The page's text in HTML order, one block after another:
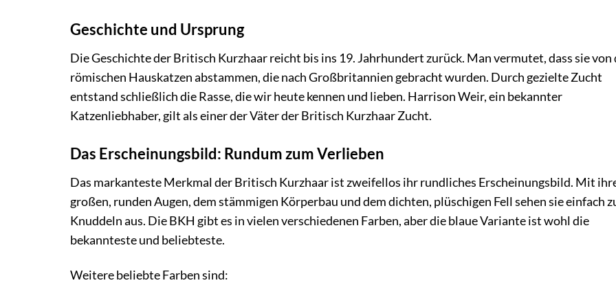
Geschichte und Ursprung
Die Geschichte der Britisch Kurzhaar reicht bis ins 19. Jahrhundert zurück. Man vermutet, dass sie von
römischen Hauskatzen abstammen, die nach Großbritannien gebracht wurden. Durch gezielte Zucht
entstand schließlich die Rasse, die wir heute kennen und lieben. Harrison Weir, ein bekannter
Katzenliebhaber, gilt als einer der Väter der Britisch Kurzhaar Zucht.
Das Erscheinungsbild: Rundum zum Verlieben
Das markanteste Merkmal der Britisch Kurzhaar ist zweifellos ihr rundliches Erscheinungsbild. Mit
großen, runden Augen, dem stämmigen Körperbau und dem dichten, plüschigen Fell sehen sie einfach
Knuddeln aus. Die BKH gibt es in vielen verschiedenen Farben, aber die blaue Variante ist wohl die
bekannteste und beliebteste.
Weitere beliebte Farben sind: